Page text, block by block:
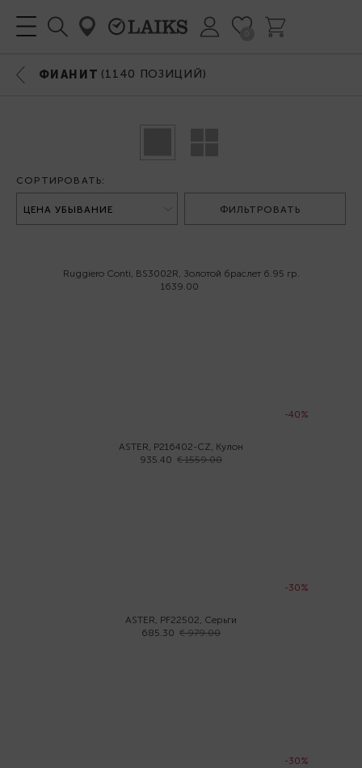
ФИАНИТ (1140 ПОЗИЦИЙ)
СОРТИРОВАТЬ:
ФИЛЬТРОВАТЬ
Ruggiero Conti, BS3002R, Золотой браслет 6.95 гр.
1639.00
-40%
ASTER, P216402-CZ, Кулон
935.40 € 1559.00
-30%
ASTER, PF22502, Серьги
685.30 € 979.00
-30%